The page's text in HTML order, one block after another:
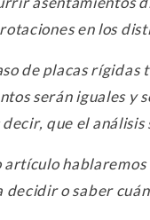
en los
de placas rígidas
serán iguales y
que el análisis
artículo
decidir o saber